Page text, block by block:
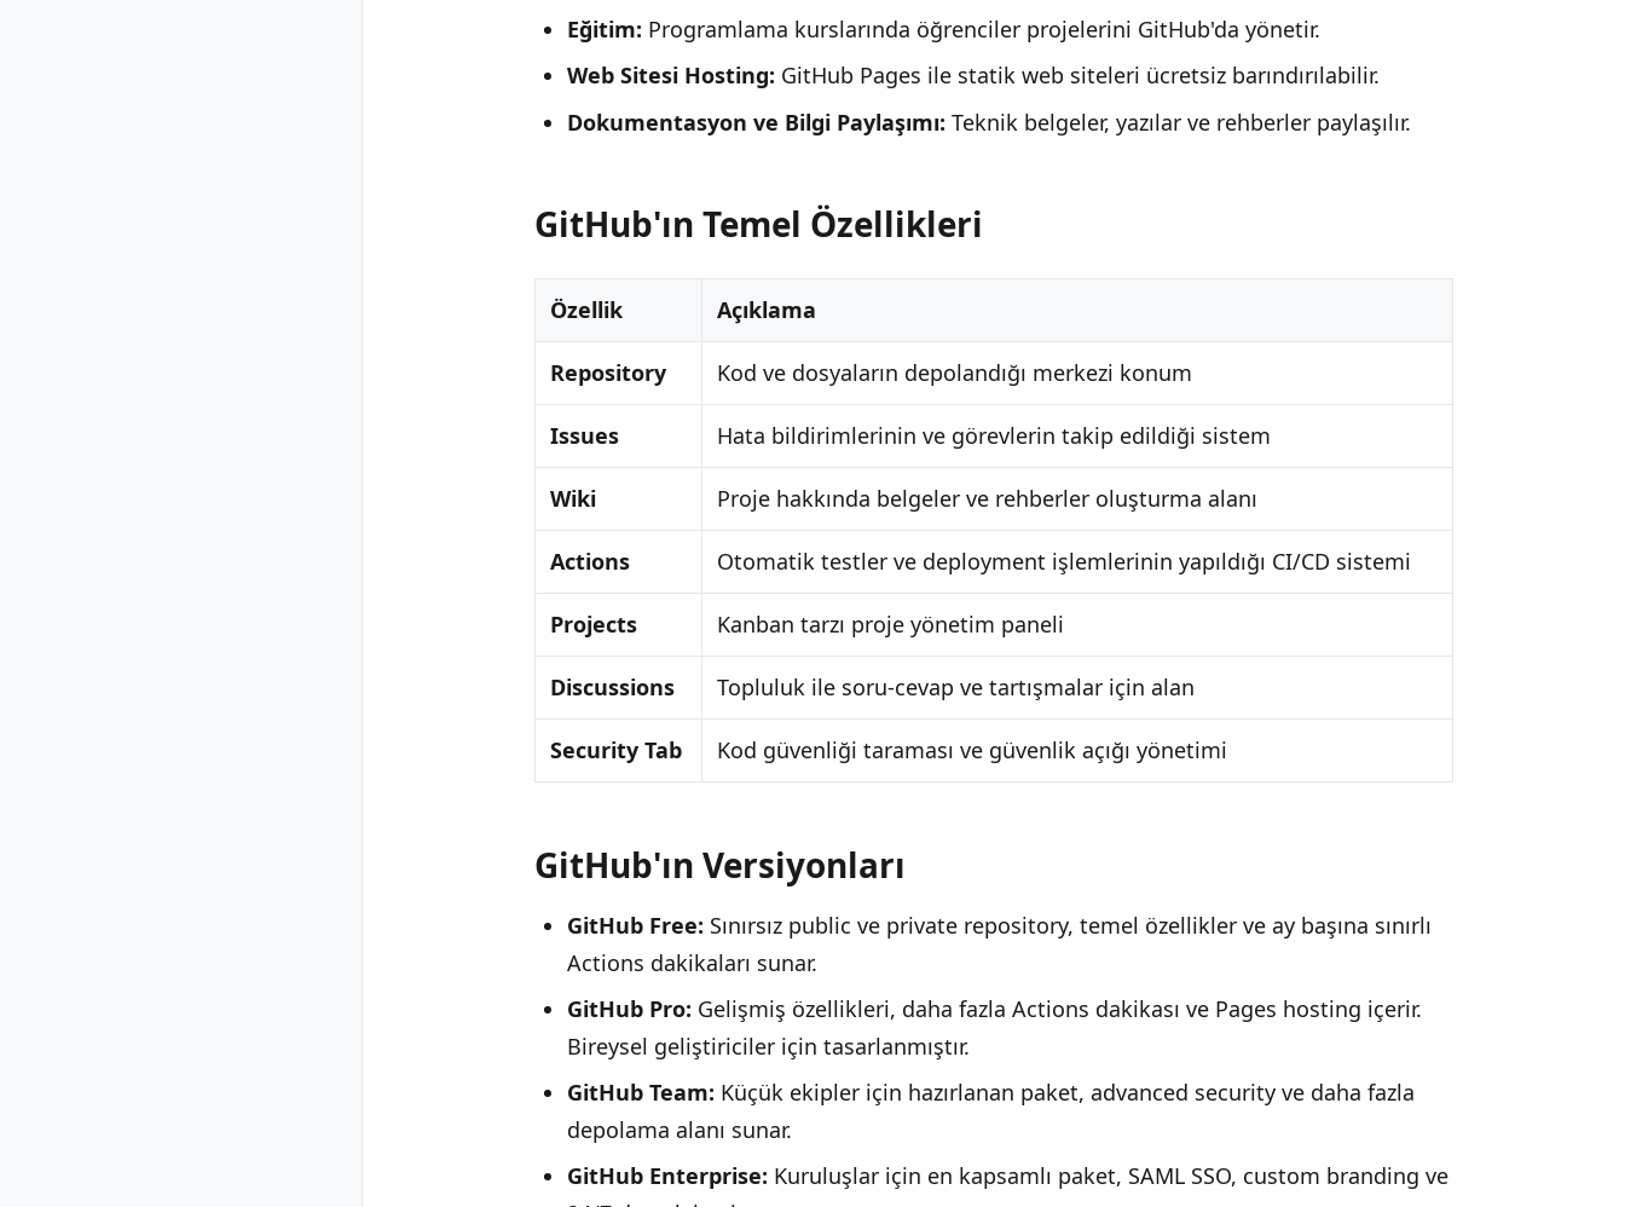
Eğitim: Programlama kurslarında öğrenciler projelerini GitHub'da yönetir.
Web Sitesi Hosting: GitHub Pages ile statik web siteleri ücretsiz barındırılabilir.
Dokumentasyon ve Bilgi Paylaşımı: Teknik belgeler, yazılar ve rehberler paylaşılır.
GitHub'ın Temel Özellikleri
Özellik Açıklama
Repository Kod ve dosyaların depolandığı merkezi konum
Issues Hata bildirimlerinin ve görevlerin takip edildiği sistem
Wiki Proje hakkında belgeler ve rehberler oluşturma alanı
Actions Otomatik testler ve deployment işlemlerinin yapıldığı CI/CD sistemi
Projects Kanban tarzı proje yönetim paneli
Discussions Topluluk ile soru-cevap ve tartışmalar için alan
Security Tab Kod güvenliği taraması ve güvenlik açığı yönetimi
GitHub'ın Versiyonları
GitHub Free: Sınırsız public ve private repository, temel özellikler ve ay başına sınırlı
Actions dakikaları sunar.
GitHub Pro: Gelişmiş özellikleri, daha fazla Actions dakikası ve Pages hosting içerir.
Bireysel geliştiriciler için tasarlanmıştır.
GitHub Team: Küçük ekipler için hazırlanan paket, advanced security ve daha fazla
depolama alanı sunar.
GitHub Enterprise: Kuruluşlar için en kapsamlı paket, SAML SSO, custom branding ve